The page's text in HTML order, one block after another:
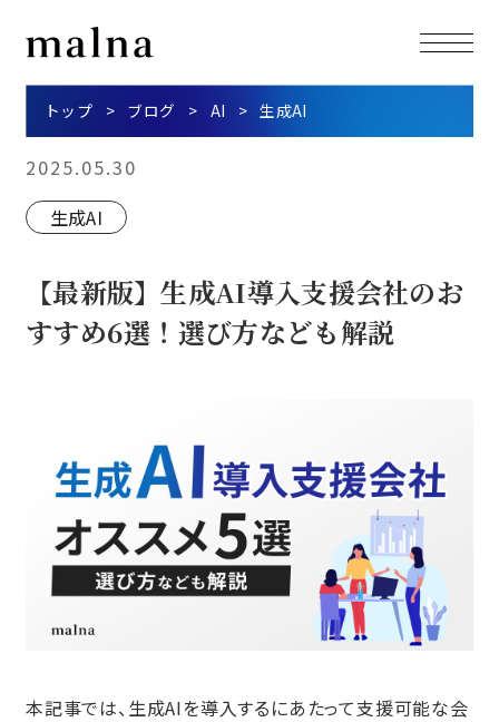
トップ ブログ AI 生成AI
2025.05.30
生成AI
【最新版】生成AI導入支援会社のお
すすめ6選！選び方なども解説
本記事では、生成AIを導入するにあたって支援可能な会